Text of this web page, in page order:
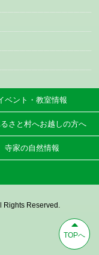
TOPへ
ベント・教室情報
さと村へお越しの方へ
寺家の自然情報
Reserved.